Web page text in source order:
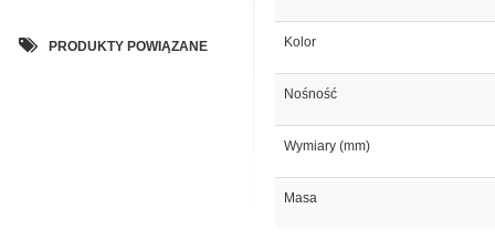
PRODUKTY POWIĄZANE Kolor
Nośność
Wymiary (mm)
Masa